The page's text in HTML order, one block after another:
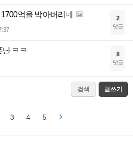
억을 박아버리네 2
댓글
ㅋㅋ 8
댓글
검색 글쓰기
3 4 5